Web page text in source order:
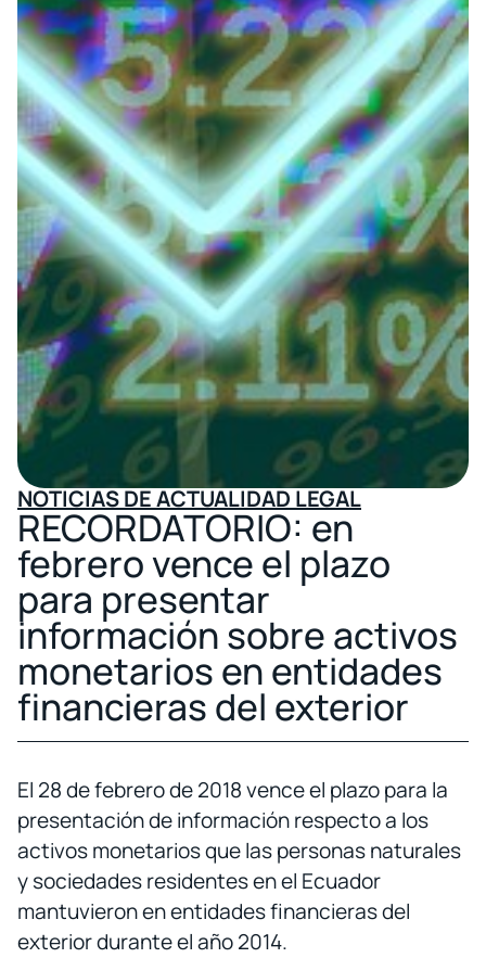
NOTICIAS DE ACTUALIDAD LEGAL
RECORDATORIO: en
febrero vence el plazo
para presentar
información sobre activos
monetarios en entidades
financieras del exterior
El 28 de febrero de 2018 vence el plazo para la
presentación de información respecto a los
activos monetarios que las personas naturales
y sociedades residentes en el Ecuador
mantuvieron en entidades financieras del
exterior durante el año 2014.